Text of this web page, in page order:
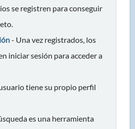
se registren para conseguir
- Una vez registrados, los
iniciar sesión para acceder a
tiene su propio perfil
es una herramienta